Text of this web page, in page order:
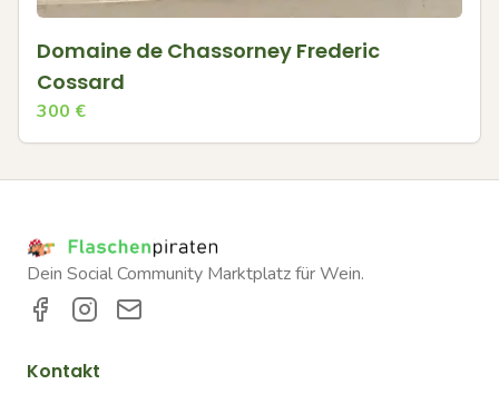
Domaine de Chassorney Frederic
Cossard
300 €
Dein Social Community Marktplatz für Wein.
Kontakt